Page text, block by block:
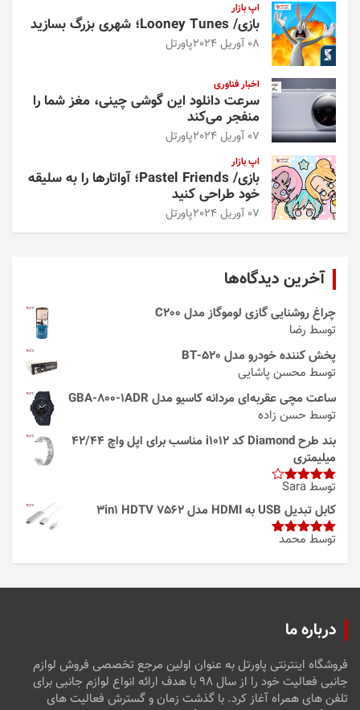
اپ بازار
بازی/ Looney Tunes؛ شهری بزرگ بسازید
08 آوریل 2024 پاورتل
اخبار فناوری
سرعت دانلود این گوشی چینی، مغز شما را
منفجر می‌کند
07 آوریل 2024 پاورتل
اپ بازار
بازی/ Pastel Friends؛ آواتارها را به سلیقه
خود طراحی کنید
07 آوریل 2024 پاورتل
آخرین دیدگاه‌ها
چراغ روشنایی گازی لوموگاز مدل C200
توسط رضا
پخش کننده خودرو مدل 520-BT
توسط محسن پاشایی
ساعت مچی عقربه‌ای مردانه کاسیو مدل GBA-800-1ADR
توسط حسن زاده
بند طرح Diamond کد i1012 مناسب برای اپل واچ 42/44
میلیمتری
امتیاز4
از 5
توسط Sara
کابل تبدیل USB به HDMI مدل 3in1 HDTV 7562
امتیاز5از
توسط محمد
درباره ما
فروشگاه اینترنتی پاورتل به عنوان اولین مرجع تخصصی فروش لوازم
جانبی فعالیت خود را از سال ۹۸ با هدف ارائه انواع لوازم جانبی برای
تلفن های همراه آغاز کرد. با گذشت زمان و گسترش فعالیت های